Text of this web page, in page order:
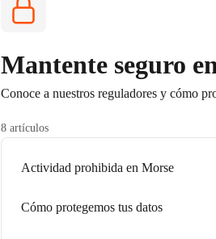
Mantente seguro
Conoce a nuestros reguladores y cómo
8 artículos
Actividad prohibida en Morse
Cómo protegemos tus datos